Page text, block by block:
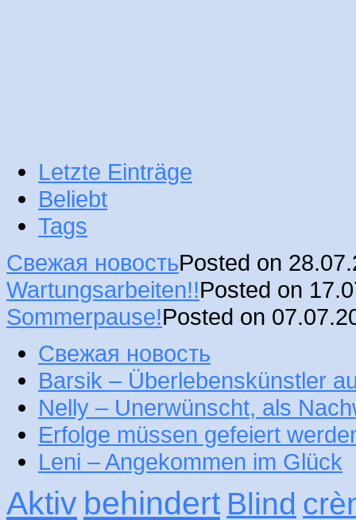
Letzte Einträge
Beliebt
Tags
Свежая новостьPosted on
Wartungsarbeiten!!Posted on
Sommerpause!Posted on
Свежая новость
Barsik – Überlebenskünstler
Nelly – Unerwünscht, als
Erfolge müssen gefeiert
Leni – Angekommen im Glück
Aktiv behindert Blind